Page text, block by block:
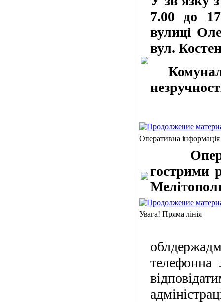
7.00 до
вулиці
вул.
Оперативна
гострими
Увага! Пряма лінія
телефонна